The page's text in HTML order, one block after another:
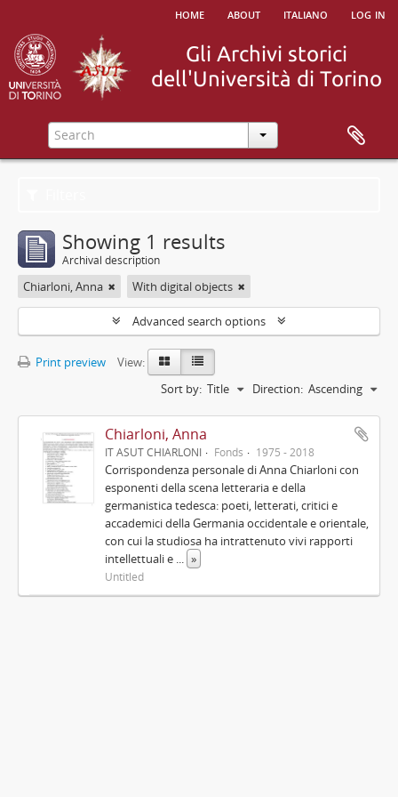
home about italiano log in
Showing 1 results
Archival description
Chiarloni, Anna With digital objects
Advanced search options
Print preview
View:
Sort by: Title Direction: Ascending
Chiarloni, Anna
IT ASUT CHIARLONI Fonds 1975 - 2018
Corrispondenza personale di Anna Chiarloni con
esponenti della scena letteraria e della
germanistica tedesca: poeti, letterati, critici e
accademici della Germania occidentale e orientale,
con cui la studiosa ha intrattenuto vivi rapporti
intellettuali e ... »
Untitled